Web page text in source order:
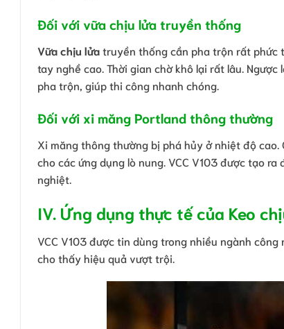
Đối với vữa chịu lửa truyền thống
Vữa chịu lửatruyền thống cần pha trộn rất phức
tay nghề cao. Thời gian chờ khô lại rất lâu. Ngược
pha trộn, giúp thi công nhanh chóng.
Đối với xi măng Portland thông thường
Xi măng thông thường bị phá hủy ở nhiệt độ
cho các ứng dụng lò nung. VCC V103 được tạo
nghiệt.
IV. Ứng dụng thực tế của Keo
VCC V103 được tin dùng trong nhiều ngành
cho thấy hiệu quả vượt trội.